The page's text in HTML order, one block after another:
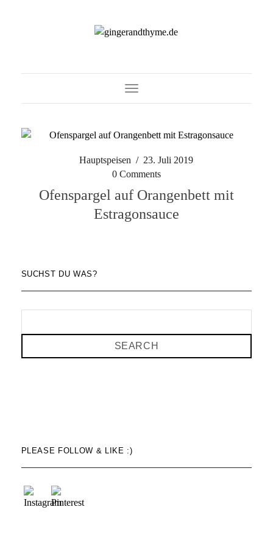
Toggle Navigation
Hauptspeisen / 23. Juli 2019
0 Comments
Ofenspargel auf Orangenbett mit
Estragonsauce
SUCHST DU WAS?
SEARCH
PLEASE FOLLOW & LIKE :)